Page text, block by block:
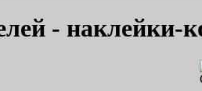
- наклейки-